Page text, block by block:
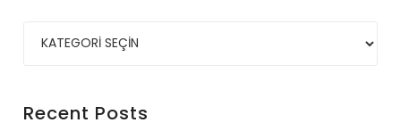
Recent Posts